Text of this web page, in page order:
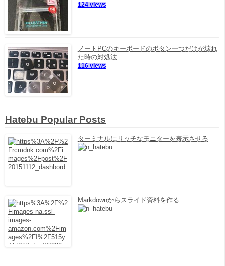
124 views
ノートPCのキーボードのボタン一つだけが壊れ
た時の対処法
116 views
Hatebu Popular Posts
ターミナルにリッチなモニターを表示させる
Markdownからスライド資料を作る